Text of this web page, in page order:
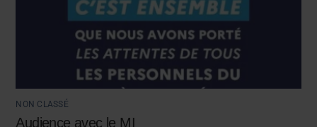
NON CLASSÉ
Audience avec le MI